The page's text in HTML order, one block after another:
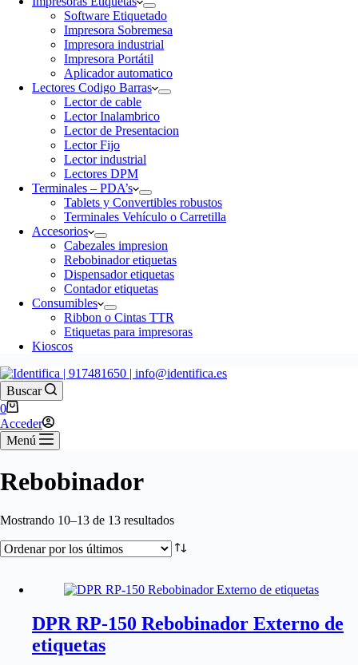
Software Etiquetado
Impresora Sobremesa
Impresora industrial
Impresora Portátil
Aplicador automatico
Lectores Codigo Barras
Lector de cable
Lector Inalambrico
Lector de Presentacion
Lector Fijo
Lector industrial
Lectores DPM
Terminales – PDA’s
Tablets y Convertibles robustos
Terminales Vehículo o Carretilla
Accesorios
Cabezales impresion
Rebobinador etiquetas
Dispensador etiquetas
Contador etiquetas
Consumibles
Ribbon o Cintas TTR
Etiquetas para impresoras
Kioscos
Buscar
0
Acceder
Menú
Rebobinador
Mostrando 10–13 de 13 resultados
DPR RP-150 Rebobinador Externo de
etiquetas